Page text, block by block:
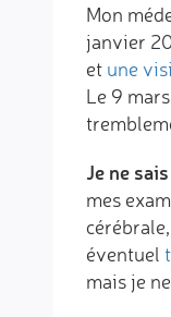
Mon
janvier
et une
Le 9
Je ne
mes
éventuel
mais je